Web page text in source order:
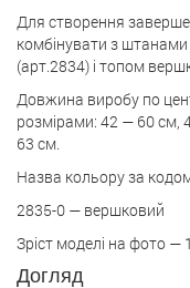
Для створення
комбінувати з
(арт.2834) і топом
Довжина виробу по
розмірами: 42 — 60 см,
63 см.
Назва кольору за
2835-0 — вершковий
Зріст моделі на фото —
Догляд